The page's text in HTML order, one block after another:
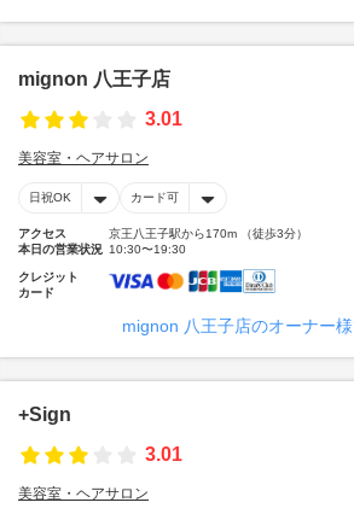
mignon 八王子店
3.01
美容室・ヘアサロン
日祝OK カード可
アクセス
京王八王子駅から170m （徒歩3分）
本日の営業状況 10:30〜19:30
クレジット
カード
mignon 八王子店のオーナー
+Sign
3.01
美容室・ヘアサロン